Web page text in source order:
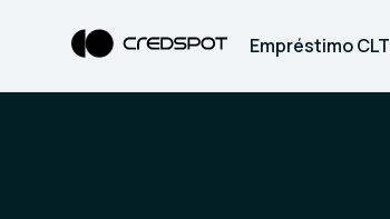
Empréstimo CLT